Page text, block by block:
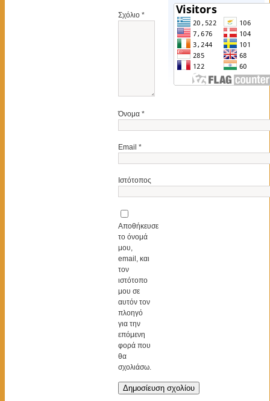
Σχόλιο *
Όνομα *
Email *
Ιστότοπος
Αποθήκευσε
το όνομά
μου,
email, και
τον
ιστότοπο
μου σε
αυτόν τον
πλοηγό
για την
επόμενη
φορά που
θα
σχολιάσω.